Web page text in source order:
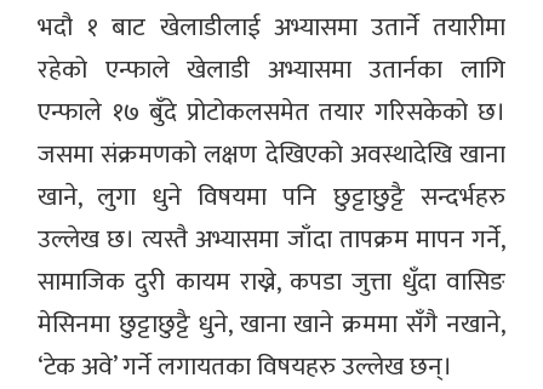
भदौ १ बाट खेलाडीलाई अभ्यासमा उतार्ने तयारीमा
रहेको एन्फाले खेलाडी अभ्यासमा उतार्नका लागि
एन्फाले १७ बुँदे प्रोटोकलसमेत तयार गरिसकेको छ।
जसमा संक्रमणको लक्षण देखिएको अवस्थादेखि खाना
खाने, लुगा धुने विषयमा पनि छुट्टाछुट्टै सन्दर्भहरु
उल्लेख छ। त्यस्तै अभ्यासमा जाँदा तापक्रम मापन गर्ने,
सामाजिक दुरी कायम राख्ने, कपडा जुत्ता धुँदा वासिङ
मेसिनमा छुट्टाछुट्टै धुने, खाना खाने क्रममा सँगै नखाने,
‘टेक अवे’ गर्ने लगायतका विषयहरु उल्लेख छन्।